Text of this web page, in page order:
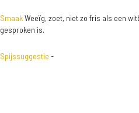
SmaakWeeïg, zoet, niet zo fris als een
gesproken is.
Spijssuggestie -